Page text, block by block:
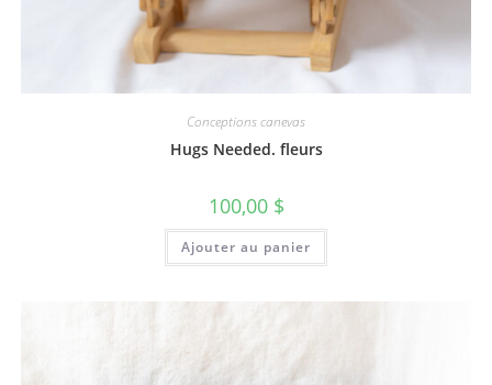
Conceptions canevas
Hugs Needed. fleurs
100,00 $
Ajouter au panier